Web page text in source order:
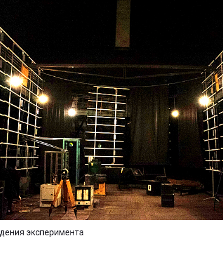
эксперимента